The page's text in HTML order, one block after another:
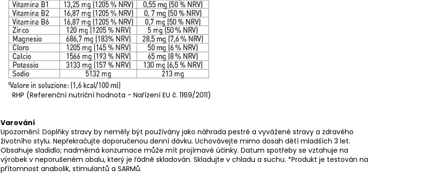
RHP (Referenční nutriční hodnota - Nařízení EU č. 1169/2011)
Varování
Upozornění: Doplňky stravy by neměly být používány jako náhrada pestré a vyvážené stravy a zdravého
životního stylu. Nepřekračujte doporučenou denní dávku. Uchovávejte mimo dosah dětí mladších 3 let.
Obsahuje sladidlo; nadměrná konzumace může mít projímavé účinky. Datum spotřeby se vztahuje na
výrobek v neporušeném obalu, který je řádně skladován. Skladujte v chladu a suchu. *Produkt je testován na
přítomnost anabolik, stimulantů a SARMů.